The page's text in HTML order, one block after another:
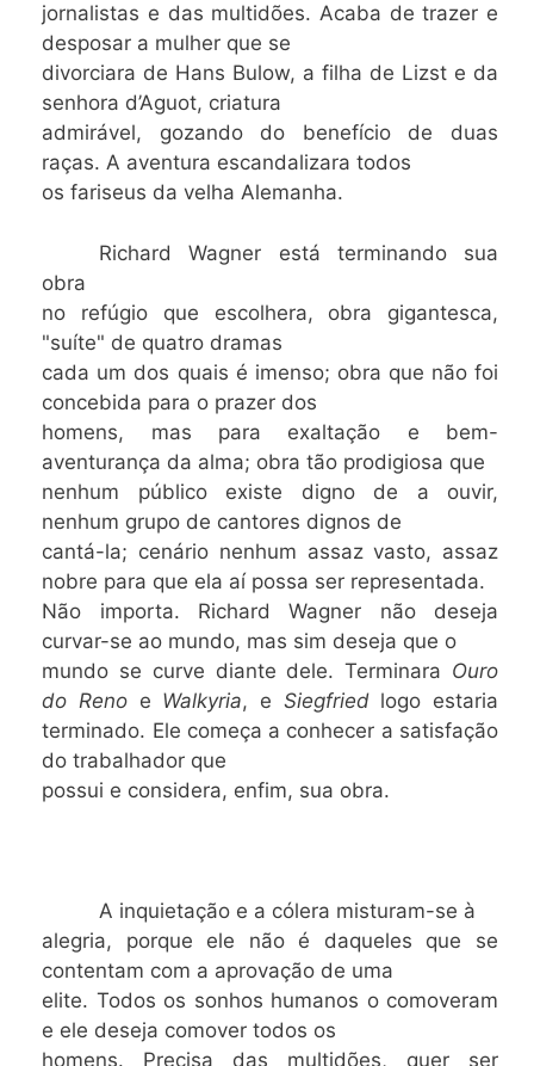
jornalistas e das multidões. Acaba de trazer e
desposar a mulher que se
divorciara de Hans Bulow, a filha de Lizst e da
senhora d’Aguot, criatura
admirável, gozando do benefício de duas
raças. A aventura escandalizara todos
os fariseus da velha Alemanha.
Richard Wagner está terminando sua
obra
no refúgio que escolhera, obra gigantesca,
"suíte" de quatro dramas
cada um dos quais é imenso; obra que não foi
concebida para o prazer dos
homens, mas para exaltação e bem-
aventurança da alma; obra tão prodigiosa que
nenhum público existe digno de a ouvir,
nenhum grupo de cantores dignos de
cantá-la; cenário nenhum assaz vasto, assaz
nobre para que ela aí possa ser representada.
Não importa. Richard Wagner não deseja
curvar-se ao mundo, mas sim deseja que o
mundo se curve diante dele. Terminara Ouro
do Reno e Walkyria, e Siegfriedlogo estaria
terminado. Ele começa a conhecer a satisfação
do trabalhador que
possui e considera, enfim, sua obra.
A inquietação e a cólera misturam-se à
alegria, porque ele não é daqueles que se
contentam com a aprovação de uma
elite. Todos os sonhos humanos o comoveram
e ele deseja comover todos os
homens. Precisa das multidões, quer ser